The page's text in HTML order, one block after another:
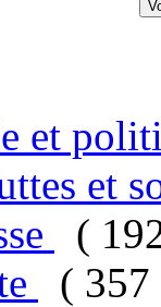
et
et
(
( 357